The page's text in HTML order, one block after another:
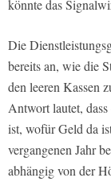
könnte das
Die
bereits an, wie die
den leeren Kassen
Antwort lautet,
ist, wofür Geld da
vergangenen Jahr
abhängig von der